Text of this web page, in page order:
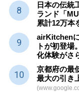
日本の伝統
ランド「
累計12万本
airKitchen
トが初登場
化体験がさ
京都府の最
最大の引き